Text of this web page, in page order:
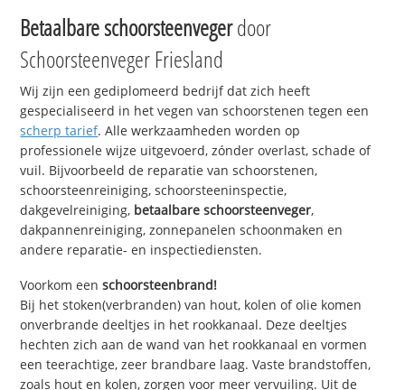
Betaalbare schoorsteenvegerdoor
Schoorsteenveger Friesland
Wij zijn een gediplomeerd bedrijf dat zich heeft
gespecialiseerd in het vegen van schoorstenen tegen een
scherp tarief. Alle werkzaamheden worden op
professionele wijze uitgevoerd, zónder overlast, schade of
vuil. Bijvoorbeeld de reparatie van schoorstenen,
schoorsteenreiniging, schoorsteeninspectie,
dakgevelreiniging, betaalbare schoorsteenveger,
dakpannenreiniging, zonnepanelen schoonmaken en
andere reparatie- en inspectiediensten.
Voorkom eenschoorsteenbrand!
Bij het stoken(verbranden) van hout, kolen of olie komen
onverbrande deeltjes in het rookkanaal. Deze deeltjes
hechten zich aan de wand van het rookkanaal en vormen
een teerachtige, zeer brandbare laag. Vaste brandstoffen,
zoals hout en kolen, zorgen voor meer vervuiling. Uit de